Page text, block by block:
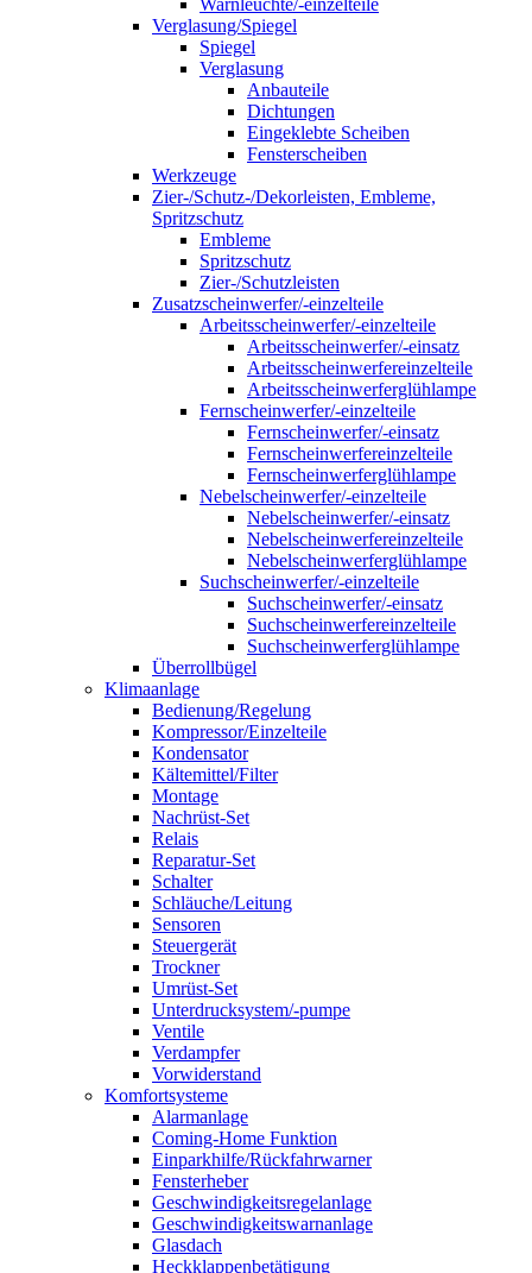
Warnleuchte/-einzelteile
Verglasung/Spiegel
Spiegel
Verglasung
Anbauteile
Dichtungen
Eingeklebte Scheiben
Fensterscheiben
Werkzeuge
Zier-/Schutz-/Dekorleisten, Embleme,
Spritzschutz
Embleme
Spritzschutz
Zier-/Schutzleisten
Zusatzscheinwerfer/-einzelteile
Arbeitsscheinwerfer/-einzelteile
Arbeitsscheinwerfer/-einsatz
Arbeitsscheinwerfereinzelteile
Arbeitsscheinwerferglühlampe
Fernscheinwerfer/-einzelteile
Fernscheinwerfer/-einsatz
Fernscheinwerfereinzelteile
Fernscheinwerferglühlampe
Nebelscheinwerfer/-einzelteile
Nebelscheinwerfer/-einsatz
Nebelscheinwerfereinzelteile
Nebelscheinwerferglühlampe
Suchscheinwerfer/-einzelteile
Suchscheinwerfer/-einsatz
Suchscheinwerfereinzelteile
Suchscheinwerferglühlampe
Überrollbügel
Klimaanlage
Bedienung/Regelung
Kompressor/Einzelteile
Kondensator
Kältemittel/Filter
Montage
Nachrüst-Set
Relais
Reparatur-Set
Schalter
Schläuche/Leitung
Sensoren
Steuergerät
Trockner
Umrüst-Set
Unterdrucksystem/-pumpe
Ventile
Verdampfer
Vorwiderstand
Komfortsysteme
Alarmanlage
Coming-Home Funktion
Einparkhilfe/Rückfahrwarner
Fensterheber
Geschwindigkeitsregelanlage
Geschwindigkeitswarnanlage
Glasdach
Heckklappenbetätigung